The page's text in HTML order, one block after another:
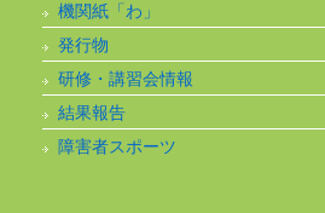
機関紙「わ」
発行物
研修・講習会情報
結果報告
障害者スポーツ